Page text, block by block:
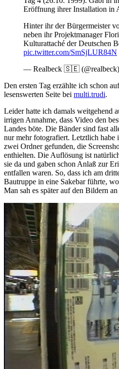
Eröffnung ihrer Installation in
Hinter ihr der Bürgermeister
neben ihr Projektmanager
Kulturattaché der Deutschen
pic.twitter.com/SmSjLUR84N
— Realbeck 🇸🇪 (@realbeck)
Den ersten Tag erzählte ich schon
lesenswerten Seite bei multi.trudi.
Leider hatte ich damals weitgehend
irrigen Annahme, dass Video den
Landes böte. Die Bänder sind fast
nur mehr fotografiert. Letztlich habe
zwei Ordner gefunden, die
enthielten. Die Auflösung ist
sie da und gaben schon Anlaß zur
entfallen waren. So, dass ich am
Bautruppe in eine Sakebar führte,
Man sah es später auf den Bildern